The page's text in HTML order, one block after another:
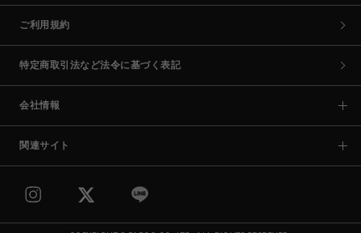
ご利用規約
特定商取引法など法令に基づく表記
会社情報
関連サイト